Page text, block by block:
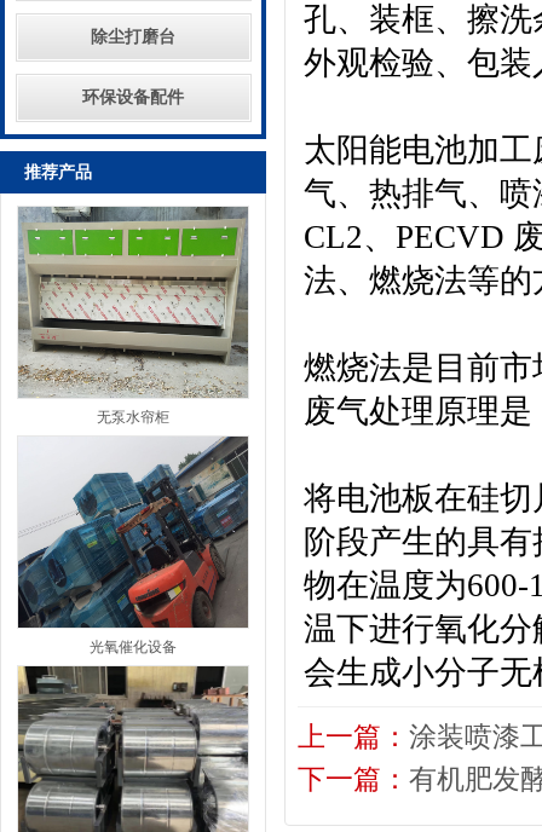
除尘打磨台
环保设备配件
推荐产品
无泵水帘柜
光氧催化设备
孔、装框、擦
外观检验、包装
太阳能电池加
气、热排气、
CL2、PECVD
法、燃烧法等
燃烧法是目前
废气处理原理是
将电池板在硅
阶段产生的具
物在温度为
温下进行氧化
会生成小分子
上一篇： 涂装喷漆
下一篇： 有机肥发